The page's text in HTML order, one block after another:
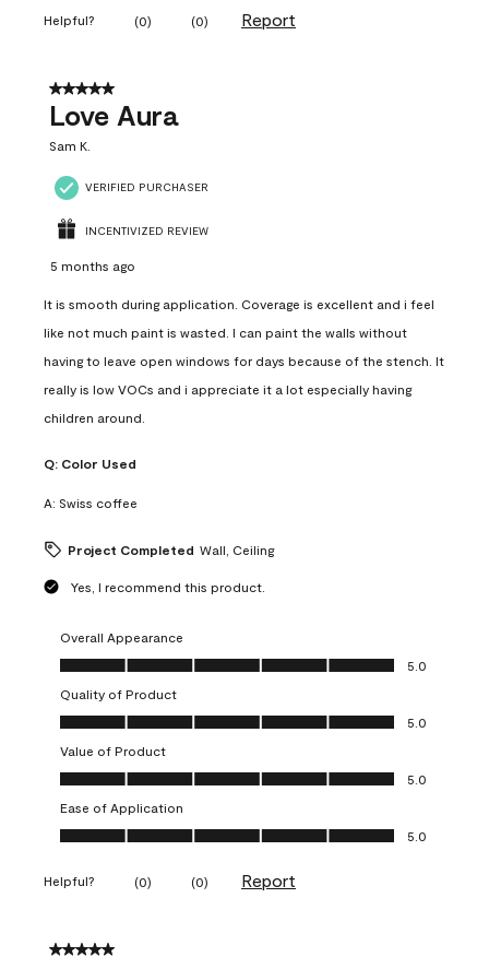
Helpful? (0) (0) Report
5 out of 5 stars.
Love Aura
Sam K.
VERIFIED PURCHASER
INCENTIVIZED REVIEW
5 months ago
It is smooth during application. Coverage is excellent and i feel
like not much paint is wasted. I can paint the walls without
having to leave open windows for days because of the stench. It
really is low VOCs and i appreciate it a lot especially having
children around.
Q: Color Used
A: Swiss coffee
Project Completed Wall, Ceiling
Yes, I recommend this product.
Overall Appearance
Overall Appearance, 5.0 out of 5
5.0
Quality of Product
Quality of Product, 5.0 out of 5
5.0
Value of Product
Value of Product, 5.0 out of 5
5.0
Ease of Application
Ease of Application, 5.0 out of 5
5.0
Helpful? (0) (0) Report
5 out of 5 stars.